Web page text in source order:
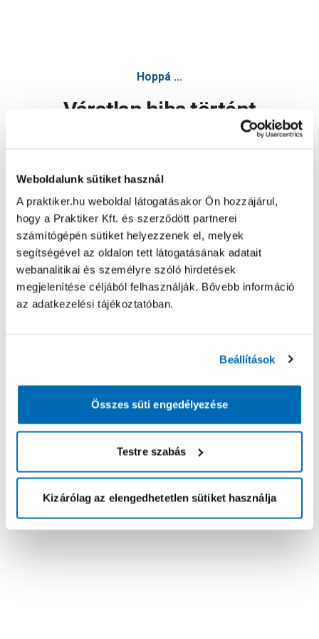
Weboldalunk sütiket használ
A praktiker.hu weboldal látogatásakor Ön hozzájárul,
hogy a Praktiker Kft. és szerződött partnerei
számítógépén sütiket helyezzenek el, melyek
segítségével az oldalon tett látogatásának adatait
webanalitikai és személyre szóló hirdetések
megjelenítése céljából felhasználják. Bővebb információ
az adatkezelési tájékoztatóban.
Beállítások
Összes süti engedélyezése
Testre szabás
Kizárólag az elengedhetetlen sütiket használja
Hoppá ...
Váratlan hiba történt
Oldal újratöltése